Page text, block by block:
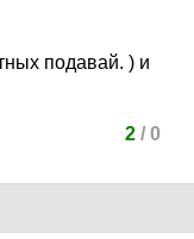
подавай. ) и
2/ 0